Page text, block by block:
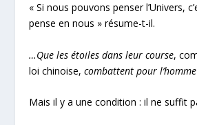
« Si nous pouvons penser l’Univers,
pense en nous » résume-t-il.
…Que les étoiles dans leur course,
loi chinoise,combattent pour
Mais il y a une condition : il ne suffit